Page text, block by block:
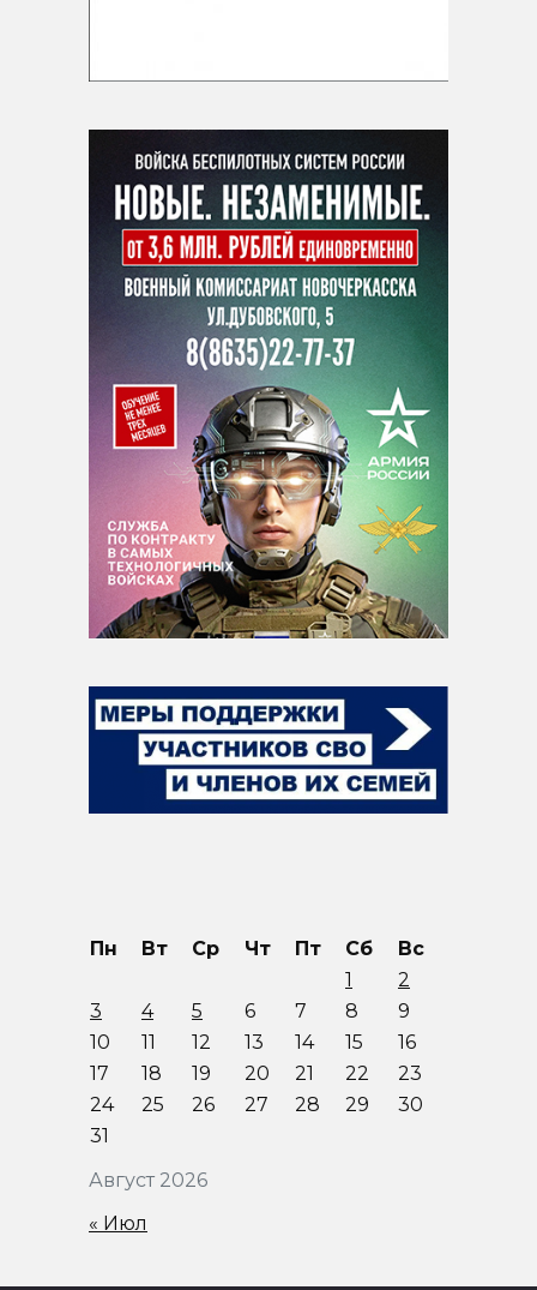
Август 2026
Пн Вт Ср Чт Пт Сб
Вс
1
2
3
4 5 6 7 8
9
10
11 12 13 14 15
16
17
18 19 20 21 22
23
24
25 26 27 28 29
30
31
« Июл